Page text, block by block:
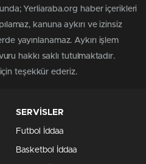
Yerliaraba.org haber içerikleri
kanuna aykırı ve izinsiz
yayınlanamaz. Aykırı işlem
hakkı saklı tutulmaktadır.
teşekkür ederiz.
SERVİSLER
Futbol İddaa
Basketbol İddaa